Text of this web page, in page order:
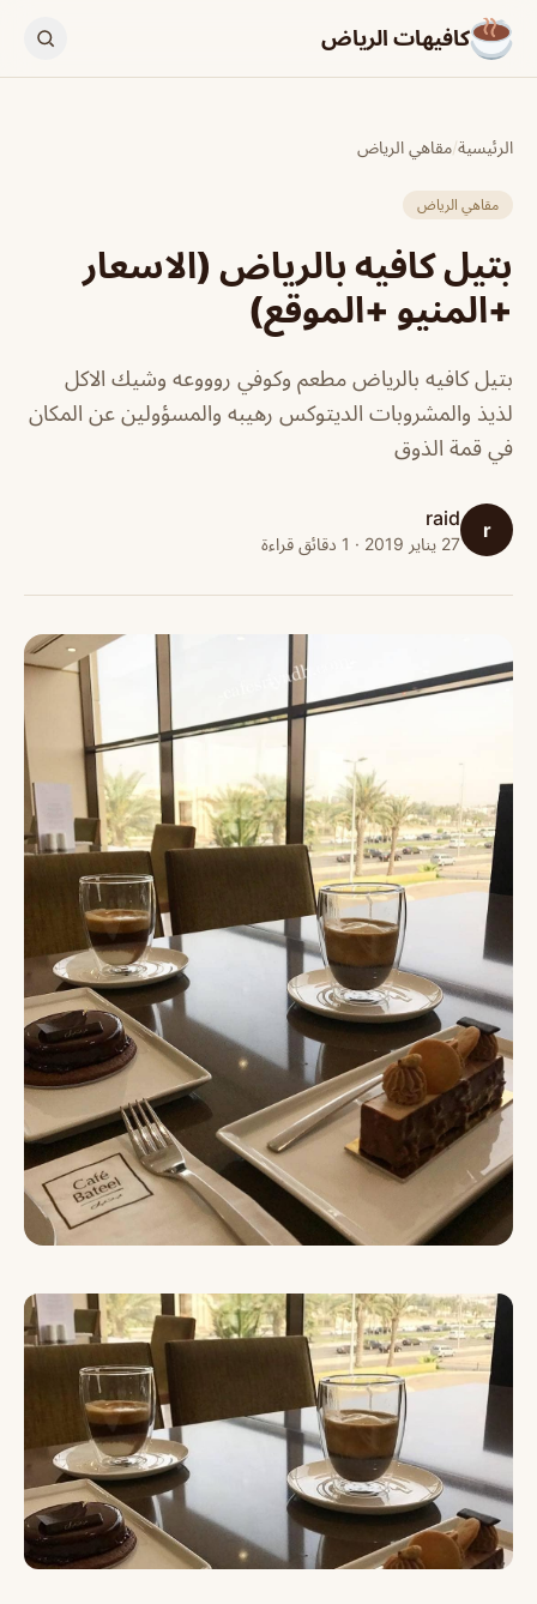
كافيهات الرياض
الرئيسية/مقاهي الرياض
مقاهي الرياض
بتيل كافيه بالرياض (الاسعار
+المنيو +الموقع)
بتيل كافيه بالرياض مطعم وكوفي روووعه وشيك الاكل
لذيذ والمشروبات الديتوكس رهيبه والمسؤولين عن المكان
في قمة الذوق
r
raid
27 يناير 2019 · 1 دقائق قراءة